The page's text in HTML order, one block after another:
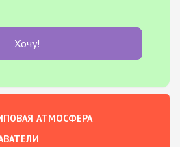
Хочу!
АТМОСФЕРА